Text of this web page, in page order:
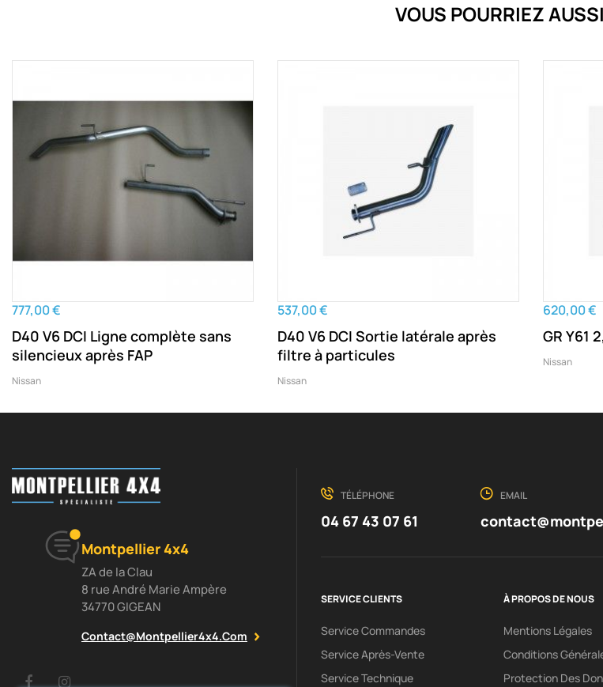
VOUS POURRIEZ
777,00 €
D40 V6 DCI Ligne complète sans
silencieux après FAP
Nissan
537,00 €
D40 V6 DCI Sortie latérale après
filtre à particules
Nissan
620,00 €
GR Y61
Nissan
Montpellier 4x4
ZA de la Clau
8 rue André Marie Ampère
34770 GIGEAN
Contact@montpellier4x4.com
FacebookInstagram
TÉLÉPHONE
04 67 43 07 61
EMAIL
SERVICE CLIENTS
Service Commandes
Service Après-Vente
Service Technique
À PROPOS DE NOUS
Mentions Légales
Conditions
Protection Des